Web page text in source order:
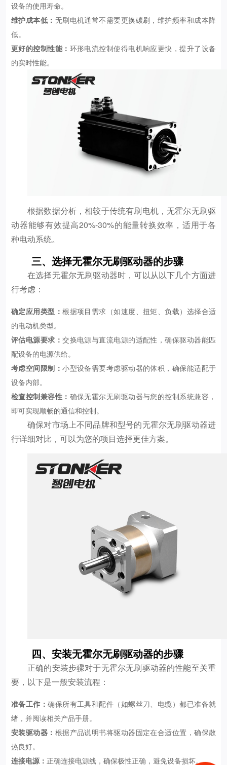
设备的使用寿命。
维护成本低： 无刷电机通常不需要更换碳刷，维护频率和成本降
低。
更好的控制性能： 环形电流控制使得电机响应更快，提升了设备
的实时性能。
根据数据分析，相较于传统有刷电机，无霍尔无刷驱
动器能够有效提高20%-30%的能量转换效率，适用于各
种电动系统。
三、选择无霍尔无刷驱动器的步骤
在选择无霍尔无刷驱动器时，可以从以下几个方面进
行考虑：
确定应用类型：根据项目需求（如速度、扭矩、负载）选择合适
的电动机类型。
评估电源要求：交换电源与直流电源的适配性，确保驱动器能匹
配设备的电源供给。
考虑空间限制：小型设备需要考虑驱动器的体积，确保能适配于
设备内部。
检查控制兼容性： 确保无霍尔无刷驱动器与您的控制系统兼容，
即可实现顺畅的通信和控制。
确保对市场上不同品牌和型号的无霍尔无刷驱动器进
行详细对比，可以为您的项目选择更佳方案。
四、安装无霍尔无刷驱动器的步骤
正确的安装步骤对于无霍尔无刷驱动器的性能至关重
要，以下是一般安装流程：
准备工作：确保所有工具和配件（如螺丝刀、电缆）都已准备就
绪，并阅读相关产品手册。
安装驱动器： 根据产品说明书将驱动器固定在合适位置，确保散
热良好。
连接电源： 正确连接电源线，确保极性正确，避免设备损坏。